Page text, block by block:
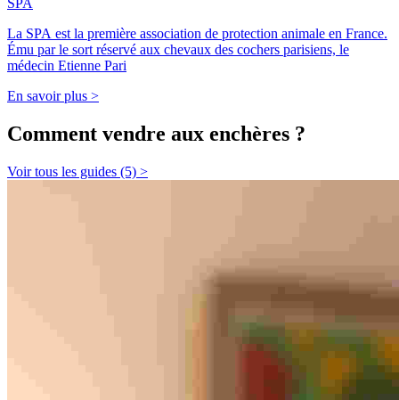
SPA
La SPA est la première association de protection animale en France.
Ému par le sort réservé aux chevaux des cochers parisiens, le
médecin Etienne Pari
En savoir plus >
Comment vendre aux enchères ?
Voir tous les guides (5) >